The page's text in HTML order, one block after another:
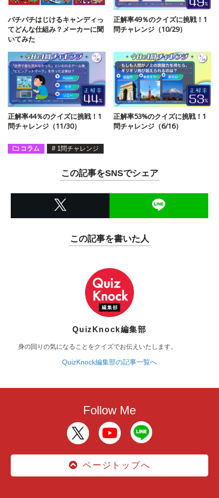
パチパチはじけるキャンディっ
てどんな仕組み？メーカーに聞
いてみた
正解率49％のクイズに挑戦！1
問チャレンジ（10/29）
正解率44％のクイズに挑戦！1
問チャレンジ（11/30）
正解率53%のクイズに挑戦！1
問チャレンジ（6/16）
コラム # 1問チャレンジ
この記事をSNSでシェア
この記事を書いた人
QuizKnock編集部
身の回りの気になることをクイズでお伝えいたします。
QuizKnock編集部の記事一覧へ
Follow Me
ページトップへ